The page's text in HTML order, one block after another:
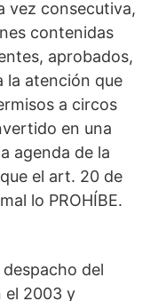
vez consecutiva,
contenidas
aprobados,
la atención que
a circos
en una
agenda de la
el art. 20 de
lo PROHÍBE.
del
el 2003 y